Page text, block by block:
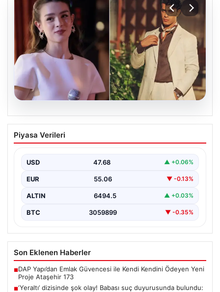
‘Yeraltı’ dizisinde şok olay! Babası suç
duyurusunda bulundu: ‘Kızımla reşit
Piyasa Verileri
USD 47.68 ▲ +0.06%
EUR 55.06 ▼ -0.13%
ALTIN 6494.5 ▲ +0.03%
BTC 3059899 ▼ -0.35%
Son Eklenen Haberler
■DAP Yapı’dan Emlak Güvencesi ile Kendi Kendini Ödeyen Yeni
Proje Ataşehir 173
■‘Yeraltı’ dizisinde şok olay! Babası suç duyurusunda bulundu: